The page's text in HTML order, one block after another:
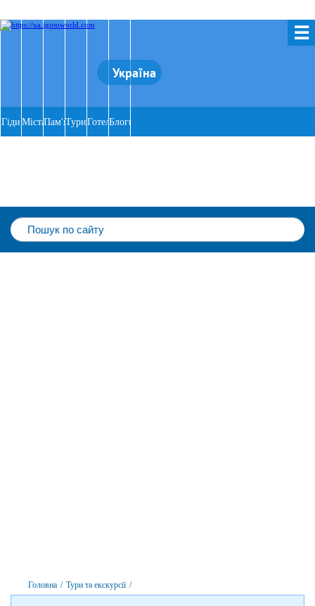
☰
Україна
Гіди МістаПам'ятки
ТуриГотеліБлоги
Головна / Тури та екскурсії /